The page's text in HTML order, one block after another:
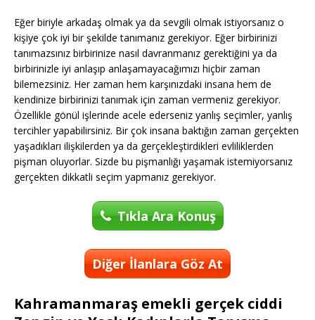
Eğer biriyle arkadaş olmak ya da sevgili olmak istiyorsanız o
kişiye çok iyi bir şekilde tanımanız gerekiyor. Eğer birbirinizi
tanımazsınız birbirinize nasıl davranmanız gerektiğini ya da
birbirinizle iyi anlaşıp anlaşamayacağımızı hiçbir zaman
bilemezsiniz. Her zaman hem karşınızdaki insana hem de
kendinize birbirinizi tanımak için zaman vermeniz gerekiyor.
Özellikle gönül işlerinde acele ederseniz yanlış seçimler, yanlış
tercihler yapabilirsiniz. Bir çok insana baktığın zaman gerçekten
yaşadıkları ilişkilerden ya da gerçekleştirdikleri evliliklerden
pişman oluyorlar. Sizde bu pişmanlığı yaşamak istemiyorsanız
gerçekten dikkatli seçim yapmanız gerekiyor.
Tıkla Ara Konuş
Diğer İlanlara Göz At
Kahramanmaraş emekli gerçek ciddi